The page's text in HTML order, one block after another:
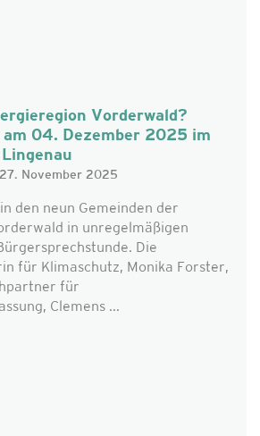
Vorderwald?
04. Dezember 2025 im
November 2025
den neun Gemeinden der
in unregelmäßigen
Die
für Klimaschutz, Monika Forster,
für
Clemens ...